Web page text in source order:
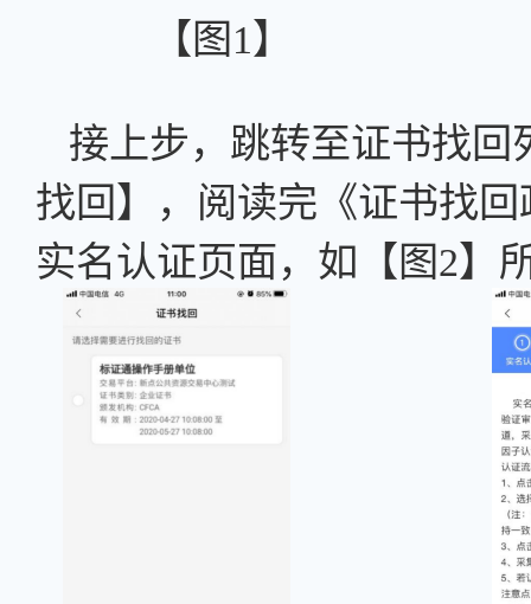
【图 1】
接上步，跳转至证书找
找回】，阅读完《证书找
实名认证页面，如【图2】